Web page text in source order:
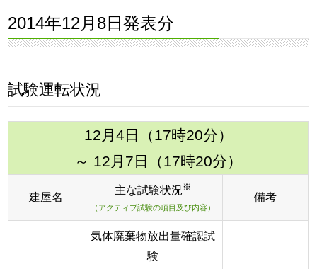
2014年12月8日発表分
試験運転状況
12月4日（17時20分）
～ 12月7日（17時20分）
建屋名
主な試験状況※
（アクティブ試験の項目及び内容）
備考
気体廃棄物放出量確認試
験